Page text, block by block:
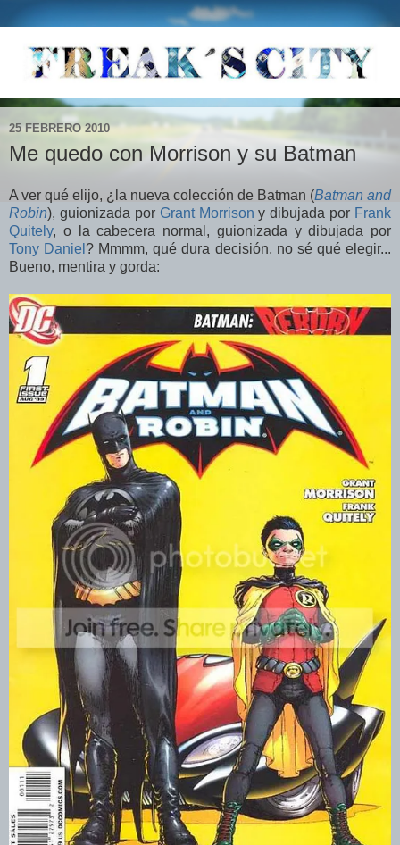
25 FEBRERO 2010
Me quedo con Morrison y su Batman
A ver qué elijo, ¿la nueva colección de Batman (Batman and
Robin), guionizada por Grant Morrison y dibujada por Frank
Quitely, o la cabecera normal, guionizada y dibujada por
Tony Daniel ? Mmmm, qué dura decisión, no sé qué elegir...
Bueno, mentira y gorda: